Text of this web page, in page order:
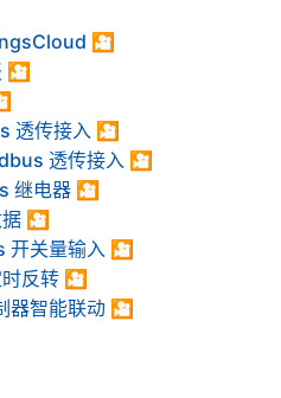
🎦
🎦
透传接入 🎦
透传接入 🎦
继电器 🎦
🎦
开关量输入 🎦
反转 🎦
器智能联动 🎦